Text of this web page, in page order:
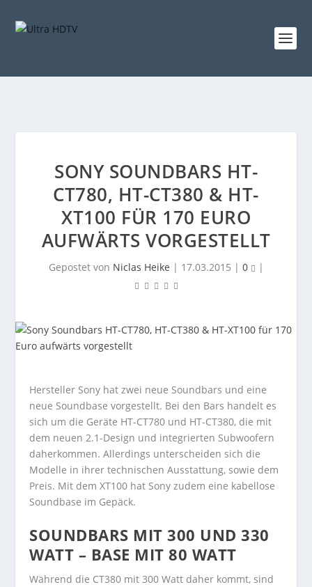
SONY SOUNDBARS HT-
CT780, HT-CT380 & HT-
XT100 FÜR 170 EURO
AUFWÄRTS VORGESTELLT
Gepostet von Niclas Heike | 17.03.2015 | 0 |
Hersteller Sony hat zwei neue Soundbars und eine
neue Soundbase vorgestellt. Bei den Bars handelt es
sich um die Geräte HT-CT780 und HT-CT380, die mit
dem neuen 2.1-Design und integrierten Subwoofern
daherkommen. Allerdings unterscheiden sich die
Modelle in ihrer technischen Ausstattung, sowie dem
Preis. Mit dem XT100 hat Sony zudem eine kabellose
Soundbase im Gepäck.
SOUNDBARS MIT 300 UND 330
WATT – BASE MIT 80 WATT
Während die CT380 mit 300 Watt daher kommt, sind